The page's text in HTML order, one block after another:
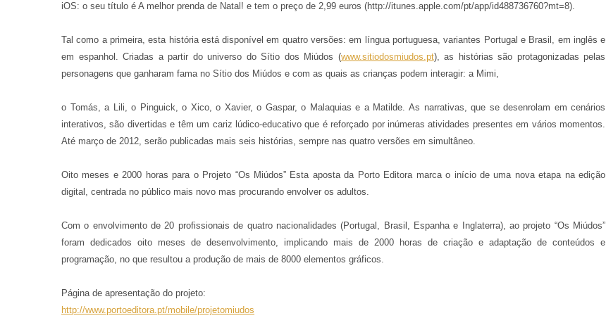
iOS: o seu título é A melhor prenda de Natal! e tem o preço de 2,99 euros (http://itunes.apple.com/pt/app/id488736760?mt=8).
Tal como a primeira, esta história está disponível em quatro versões: em língua portuguesa, variantes Portugal e Brasil, em inglês e
em espanhol. Criadas a partir do universo do Sítio dos Miúdos (www.sitiodosmiudos.pt), as histórias são protagonizadas pelas
personagens que ganharam fama no Sítio dos Miúdos e com as quais as crianças podem interagir: a Mimi,
o Tomás, a Lili, o Pinguick, o Xico, o Xavier, o Gaspar, o Malaquias e a Matilde. As narrativas, que se desenrolam em cenários
interativos, são divertidas e têm um cariz lúdico-educativo que é reforçado por inúmeras atividades presentes em vários momentos.
Até março de 2012, serão publicadas mais seis histórias, sempre nas quatro versões em simultâneo.
Oito meses e 2000 horas para o Projeto “Os Miúdos” Esta aposta da Porto Editora marca o início de uma nova etapa na edição
digital, centrada no público mais novo mas procurando envolver os adultos.
Com o envolvimento de 20 profissionais de quatro nacionalidades (Portugal, Brasil, Espanha e Inglaterra), ao projeto “Os Miúdos”
foram dedicados oito meses de desenvolvimento, implicando mais de 2000 horas de criação e adaptação de conteúdos e
programação, no que resultou a produção de mais de 8000 elementos gráficos.
Página de apresentação do projeto:
http://www.portoeditora.pt/mobile/projetomiudos